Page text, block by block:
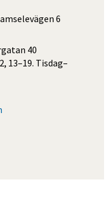
6
40
13–19. Tisdag–